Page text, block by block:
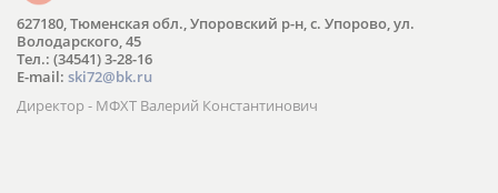
627180, Тюменская обл., Упоровский р-н, с. Упорово, ул.
Володарского, 45
Тел.: (34541) 3-28-16
E-mail: ski72@bk.ru
Директор - МФХТ Валерий Константинович